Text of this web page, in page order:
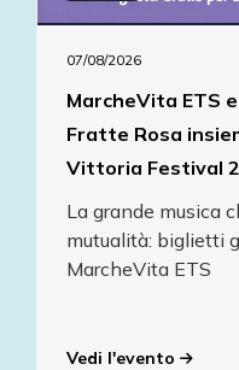
07/08/2026
MarcheVita ETS
Fratte Rosa
Vittoria Festival
La grande musica
mutualità: biglietti
MarcheVita ETS
Vedi l'evento